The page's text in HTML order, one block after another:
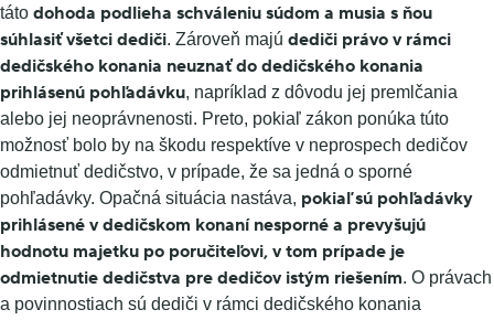
táto dohoda podlieha schváleniu súdom a musia s ňou
súhlasiť všetci dediči. Zároveň majú dediči právo v rámci
dedičského konania neuznať do dedičského konania
prihlásenú pohľadávku, napríklad z dôvodu jej premlčania
alebo jej neoprávnenosti. Preto, pokiaľ zákon ponúka túto
možnosť bolo by na škodu respektíve v neprospech dedičov
odmietnuť dedičstvo, v prípade, že sa jedná o sporné
pohľadávky. Opačná situácia nastáva, pokiaľ sú pohľadávky
prihlásené v dedičskom konaní nesporné a prevyšujú
hodnotu majetku po poručiteľovi, v tom prípade je
odmietnutie dedičstva pre dedičov istým riešením. O právach
a povinnostiach sú dediči v rámci dedičského konania